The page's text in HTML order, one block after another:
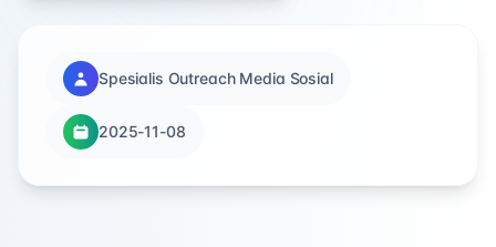
Spesialis Outreach Media Sosial
2025-11-08